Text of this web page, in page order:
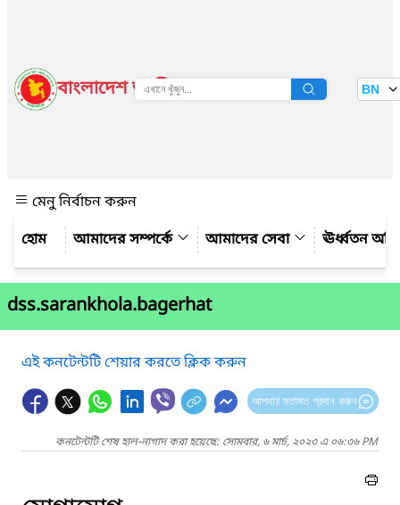
বাংলাদেশ জাতীয় তথ্য বাতায়ন BN
মেনু নির্বাচন করুন
আমাদের সম্পর্কে
আমাদের সেবা ঊর্ধ্বতন
dss.sarankhola.bagerhat
এই কনটেন্টটি শেয়ার করতে ক্লিক করুন
আপনার মতামত প্রদান করুন
কনটেন্টটি শেষ হাল-নাগাদ করা হয়েছে: সোমবার, ৬ মার্চ, ২০২৩ এ ০৬:৩৬ PM